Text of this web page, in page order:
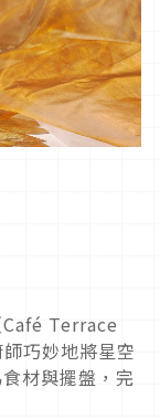
Terrace
巧妙地將星空
材與擺盤，完